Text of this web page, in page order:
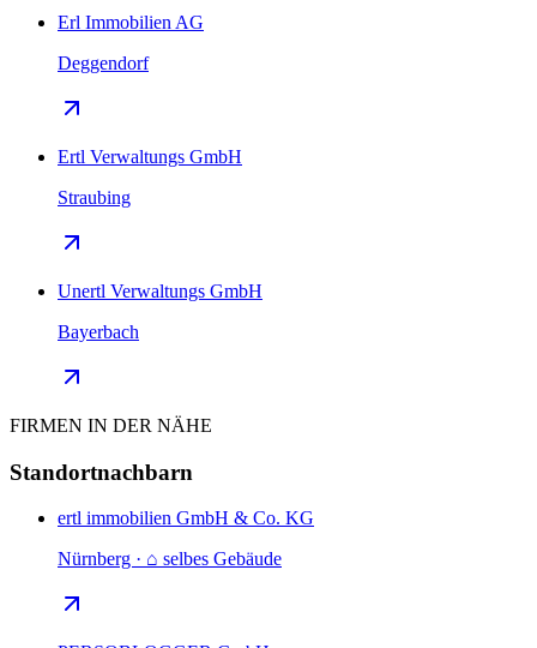
Erl Immobilien AG
Deggendorf
Ertl Verwaltungs GmbH
Straubing
Unertl Verwaltungs GmbH
Bayerbach
FIRMEN IN DER NÄHE
Standortnachbarn
ertl immobilien GmbH & Co. KG
Nürnberg · ⌂ selbes Gebäude